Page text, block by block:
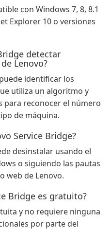
con Windows 7, 8, 8.1
Explorer 10 o versiones
detectar
Lenovo?
identificar los
utiliza un algoritmo y
para reconocer el número
de máquina.
Service Bridge?
desinstalar usando el
o siguiendo las pautas
web de Lenovo.
Bridge es gratuito?
y no requiere ninguna
por parte del